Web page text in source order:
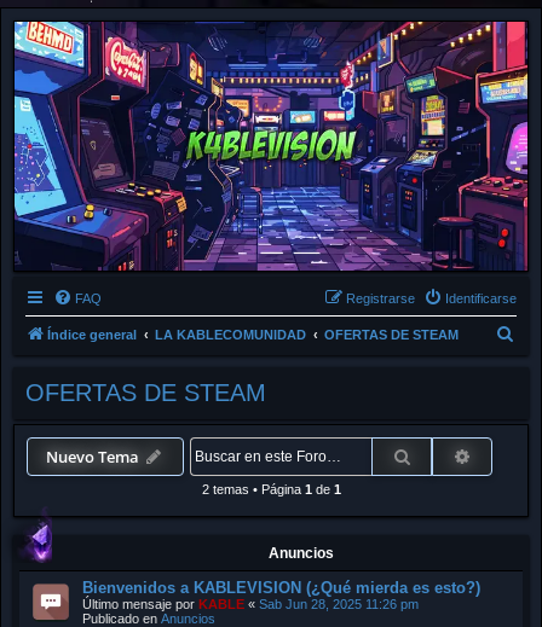
FAQ Identificarse
Registrarse
Índice general LA KABLECOMUNIDAD OFERTAS DE STEAM
OFERTAS DE STEAM
Nuevo Tema Buscar
2 temas • Página 1 de 1
Anuncios
Bienvenidos a KABLEVISION (¿Qué mierda es esto?)
Último mensaje por KABLE « Sab Jun 28, 2025 11:26 pm
Publicado en Anuncios